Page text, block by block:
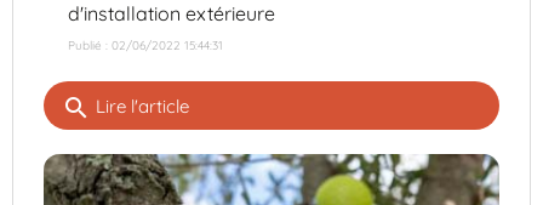
d'installation extérieure
Publié : 02/06/2022 15:44:31
search Lire l'article